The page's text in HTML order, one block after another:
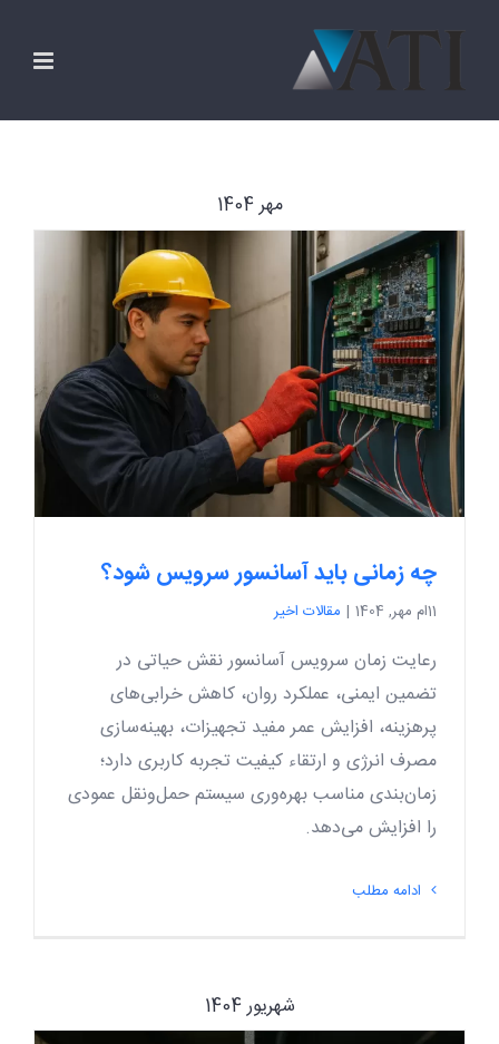
content
مهر 1404
چه زمانی باید آسانسور سرویس شود؟
11ام مهر, 1404 | مقالات اخیر
رعایت زمان سرویس آسانسور نقش حیاتی در
تضمین ایمنی، عملکرد روان، کاهش خرابی‌های
پرهزینه، افزایش عمر مفید تجهیزات، بهینه‌سازی
مصرف انرژی و ارتقاء کیفیت تجربه کاربری دارد؛
زمان‌بندی مناسب بهره‌وری سیستم حمل‌ونقل عمودی
را افزایش می‌دهد.
ادامه مطلب
شهریور 1404